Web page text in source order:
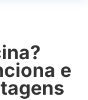
e